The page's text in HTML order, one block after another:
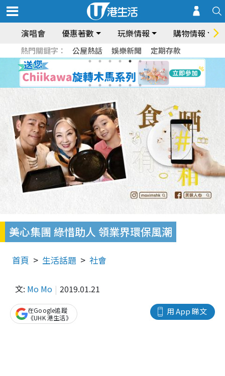
演唱會 優惠著數 玩樂情報 購物情報
熱門關鍵字： 公屋熱話 娛樂新聞 定期存款
美心集團 綠惜助人 領業界環保風潮
首頁 生活話題 社會
文: Mo Mo 2019.01.21
用 App 睇文
在Google追蹤
《UHK 港生活》